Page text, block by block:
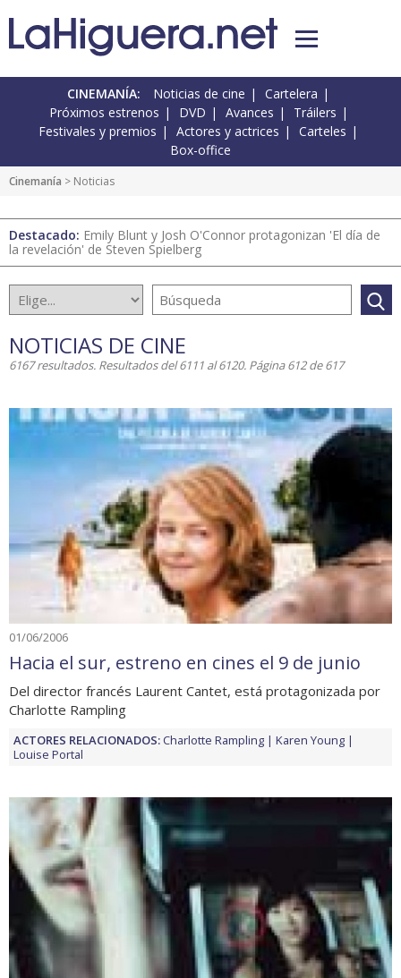
CINEMANÍA: Noticias de cine
Cartelera
Próximos estrenos
DVD Avances
Tráilers
Festivales y premios
Actores y actrices
Carteles
Box-office
Cinemanía > Noticias
Destacado: Emily Blunt y Josh O'Connor protagonizan 'El día de
la revelación' de Steven Spielberg
NOTICIAS DE CINE
6167 resultados. Resultados del 6111 al 6120. Página 612 de 617
01/06/2006
Hacia el sur, estreno en cines el 9 de junio
Del director francés Laurent Cantet, está protagonizada por
Charlotte Rampling
ACTORES RELACIONADOS:Charlotte Rampling
Karen Young
Louise Portal